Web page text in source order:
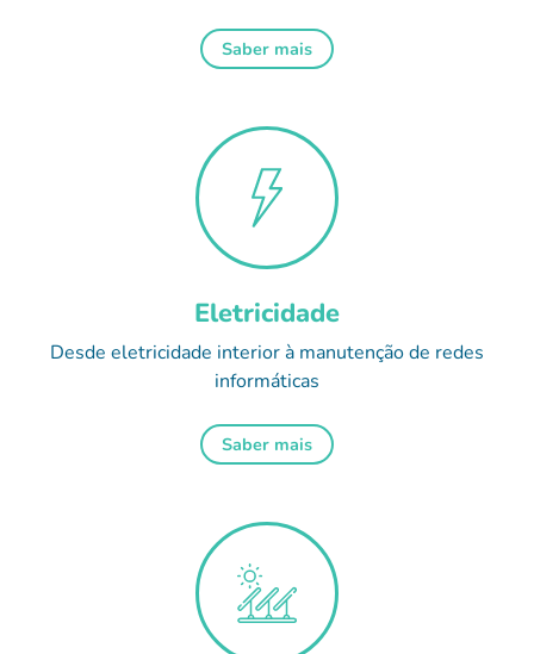
Saber mais
Eletricidade
Desde eletricidade interior à manutenção de redes
informáticas
Saber mais